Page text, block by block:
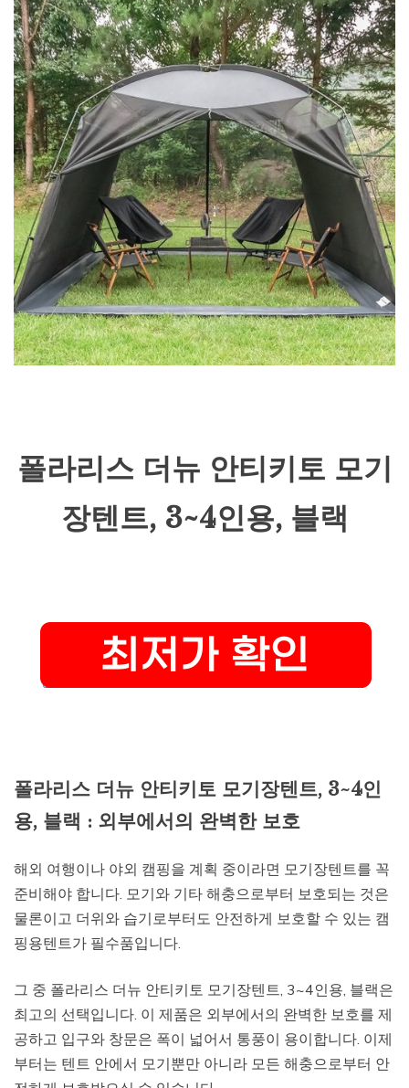
폴라리스 더뉴 안티키토 모기
장텐트, 3~4인용, 블랙
폴라리스 더뉴 안티키토 모기장텐트, 3~4인
용, 블랙 : 외부에서의 완벽한 보호
해외 여행이나 야외 캠핑을 계획 중이라면 모기장텐트를 꼭
준비해야 합니다. 모기와 기타 해충으로부터 보호되는 것은
물론이고 더위와 습기로부터도 안전하게 보호할 수 있는 캠
핑용텐트가 필수품입니다.
그 중 폴라리스 더뉴 안티키토 모기장텐트, 3~4인용, 블랙은
최고의 선택입니다. 이 제품은 외부에서의 완벽한 보호를 제
공하고 입구와 창문은 폭이 넓어서 통풍이 용이합니다. 이제
부터는 텐트 안에서 모기뿐만 아니라 모든 해충으로부터 안